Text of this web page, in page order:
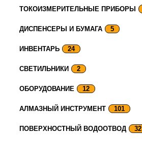
ТОКОИЗМЕРИТЕЛЬНЫЕ ПРИБОРЫ
ДИСПЕНСЕРЫ И БУМАГА 5
ИНВЕНТАРЬ 24
СВЕТИЛЬНИКИ 2
ОБОРУДОВАНИЕ 12
АЛМАЗНЫЙ ИНСТРУМЕНТ 101
ПОВЕРХНОСТНЫЙ ВОДООТВОД 32